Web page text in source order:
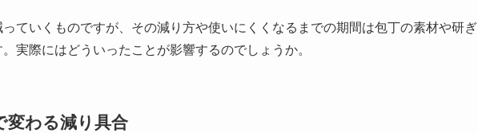
ていくものですが、その減り方や使いにくくなるまでの期間は包丁の素材や研ぎ
実際にはどういったことが影響するのでしょうか。
変わる減り具合